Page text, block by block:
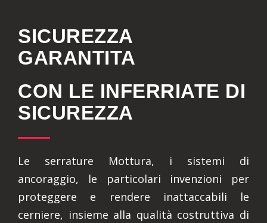
SICUREZZA
GARANTITA
CON LE INFERRIATE DI
SICUREZZA
Le serrature Mottura, i sistemi di
ancoraggio, le particolari invenzioni per
proteggere e rendere inattaccabili le
cerniere, insieme alla qualità costruttiva di